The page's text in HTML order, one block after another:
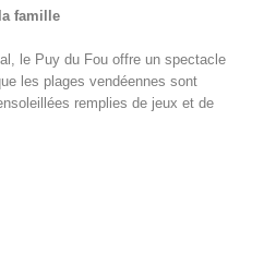
famille
le Puy du Fou offre un spectacle
les plages vendéennes sont
remplies de jeux et de